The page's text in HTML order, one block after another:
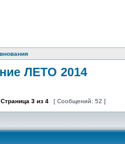
ЛЕТО 2014
Страница 3 из 4 [ Сообщений: 52 ]